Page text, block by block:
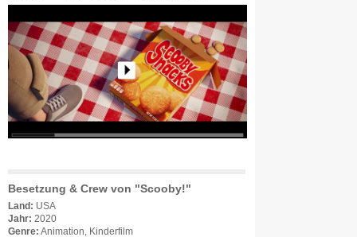
Besetzung & Crew von "Scooby!"
Land: USA
Jahr: 2020
Genre: Animation, Kinderfilm